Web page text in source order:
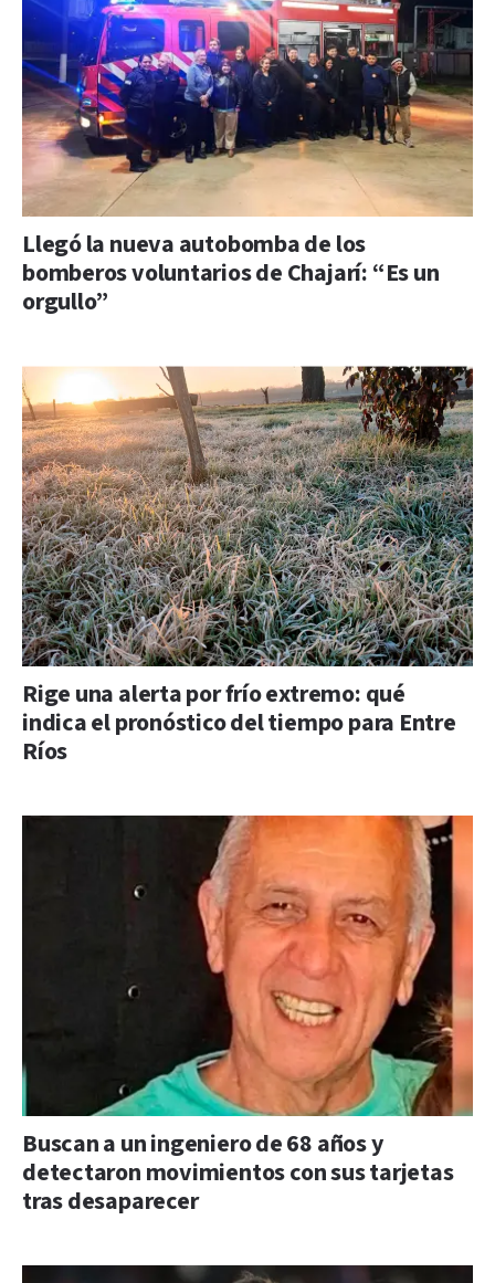
Llegó la nueva autobomba de los
bomberos voluntarios de Chajarí: “Es un
orgullo”
Rige una alerta por frío extremo: qué
indica el pronóstico del tiempo para Entre
Ríos
Buscan a un ingeniero de 68 años y
detectaron movimientos con sus tarjetas
tras desaparecer